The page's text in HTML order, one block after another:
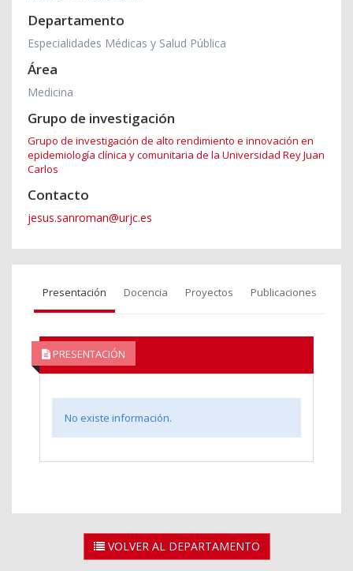
Departamento
Especialidades Médicas y Salud Pública
Área
Medicina
Grupo de investigación
Grupo de investigación de alto rendimiento e innovación en
epidemiología clínica y comunitaria de la Universidad Rey Juan
Carlos
Contacto
jesus.sanroman@urjc.es
Presentación Docencia Proyectos Publicaciones
PRESENTACIÓN
No existe información.
VOLVER AL DEPARTAMENTO